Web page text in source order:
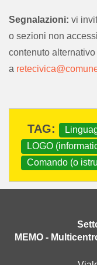
Segnalazioni: vi
o sezioni non
contenuto
a
archiviato
LOGO
Comando (o
MEMO -